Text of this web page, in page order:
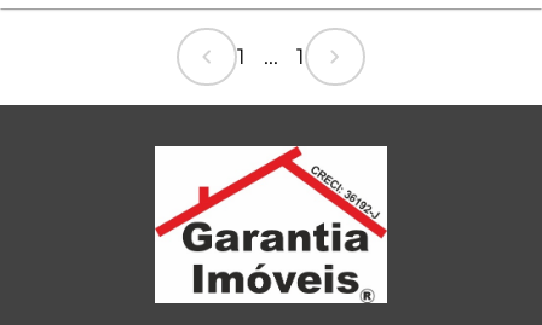
chevron_left 1 ... 1 chevron_right